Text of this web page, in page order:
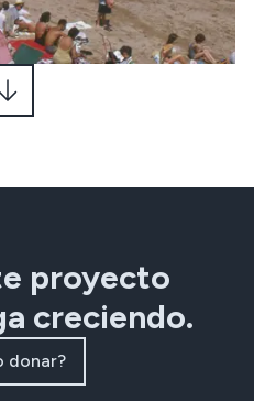
proyecto
creciendo.
donar?